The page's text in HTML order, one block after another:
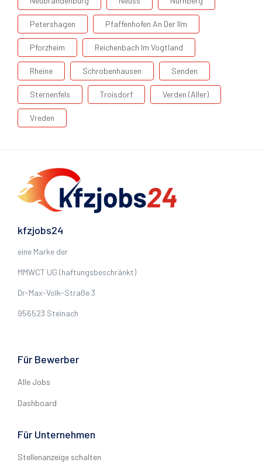
Petershagen Pfaffenhofen An Der Ilm
Pforzheim Reichenbach Im Vogtland
Rheine Schrobenhausen Senden
Sternenfels Troisdorf Verden (Aller)
Vreden
kfzjobs24
eine Marke der
MMWCT UG (haftungsbeschränkt)
Dr-Max-Volk-Straße 3
956523 Steinach
Für Bewerber
Alle Jobs
Dashboard
Für Unternehmen
Stellenanzeige schalten